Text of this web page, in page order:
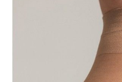
Тонкие прозрачные
эффектом «второй кожи»
несовершенства кожи,
• эффект «второй кожи»
• хлопковая ластовица